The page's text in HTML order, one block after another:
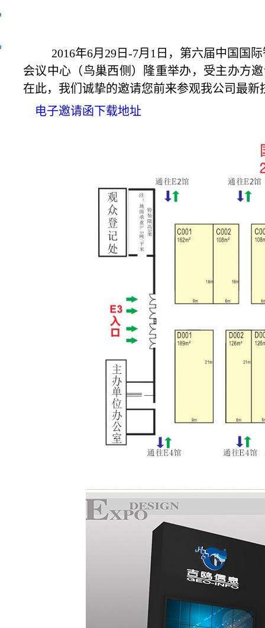
2016年6月29日-7月1日，第六届中国国
会议中心（鸟巢西侧）隆重举办，受主办方
在此，我们诚挚的邀请您前来参观我公司最新
电子邀请函下载地址